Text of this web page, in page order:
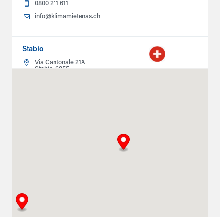
0800 211 611
info@klimamietenas.ch
Stabio
Via Cantonale 21A
Stabio, 6855